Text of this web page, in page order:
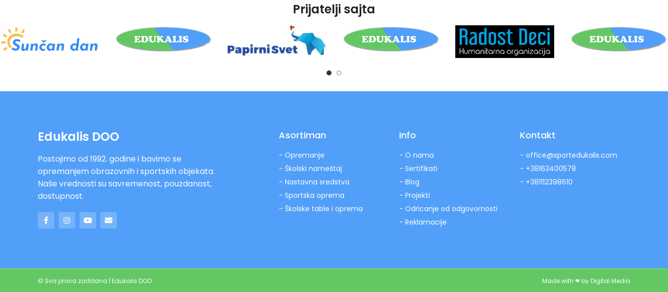
Prijatelji sajta
Edukalis DOO
Postojimo od 1992. godine i bavimo se
opremanjem obrazovnih i sportskih objekata.
Naše vrednosti su savremenost, pouzdanost,
dostupnost.
Asortiman
- Opremanje
- Školski nameštaj
- Nastavna sredstva
- Sportska oprema
- Školske table i oprema
Info
- O nama
- Sertifikati
- Blog
- Projekti
- Odricanje od odgovornosti
- Reklamacije
Kontakt
- office@sportedukalis.com
- +38163400578
- +381112398610
© Sva prava zadržana | Edukalis DOO Made with ❤ by Digital Media